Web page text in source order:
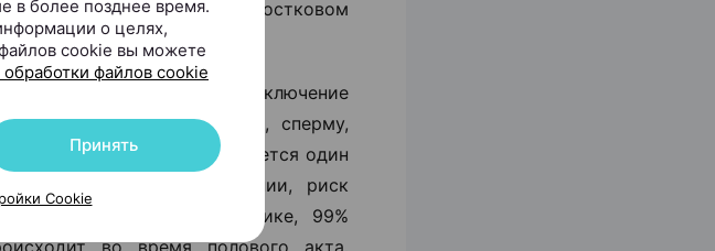
или детстве, или в подростковом
не сразу.
(ВПГ-2) можно за редким исключение
– через слизистую, сперму,
пар, где носителем является один
в латентном состоянии, риск
10% в год. По статистике, 99%
в более позднее время.
о целях,
cookie вы можете
файлов cookie
Принять
Cookie